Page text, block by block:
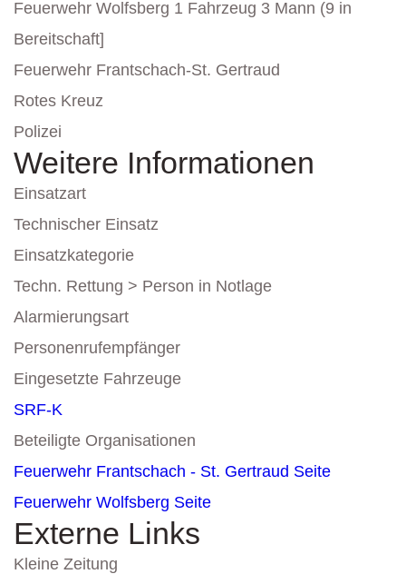
Feuerwehr Wolfsberg 1 Fahrzeug 3 Mann (9 in
Bereitschaft]
Feuerwehr Frantschach-St. Gertraud
Rotes Kreuz
Polizei
Weitere Informationen
Einsatzart
Technischer Einsatz
Einsatzkategorie
Techn. Rettung > Person in Notlage
Alarmierungsart
Personenrufempfänger
Eingesetzte Fahrzeuge
SRF-K
Beteiligte Organisationen
Feuerwehr Frantschach - St. Gertraud Seite
Feuerwehr Wolfsberg Seite
Externe Links
Kleine Zeitung